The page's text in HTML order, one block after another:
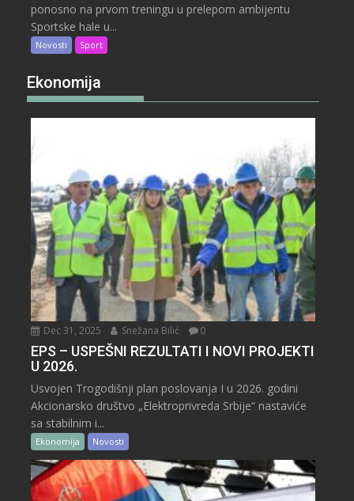
ponosno na prvom treningu u prelepom ambijentu
Sportske hale u...
Novosti Sport
Ekonomija
Dec 31, 2025 Snežana Bilić 0
EPS – USPEŠNI REZULTATI I NOVI PROJEKTI
U 2026.
Usvojen Trogodišnji plan poslovanja I u 2026. godini
Akcionarsko društvo „Elektroprivreda Srbije“ nastaviće
sa stabilnim i...
Ekonomija Novosti